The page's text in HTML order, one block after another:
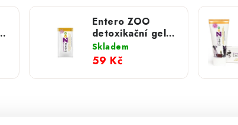
Entero ZOO
detoxikační gel;
sáček 10 g
Skladem
59 Kč